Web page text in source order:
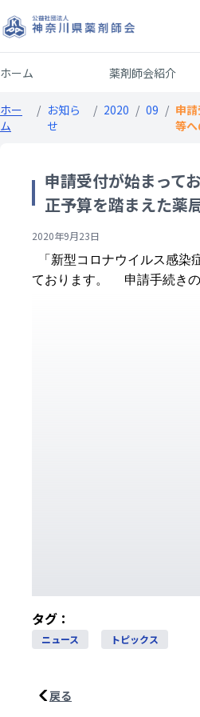
ホーム 薬剤師会紹介
ホー
ム
/ お知ら
せ
/ 2020 / 09 / 申
等
申請受付が始まって
正予算を踏まえた薬
2020年9月23日
「新型コロナウイルス感染
ております。 申請手続き
タグ：
ニュース トピックス
戻る